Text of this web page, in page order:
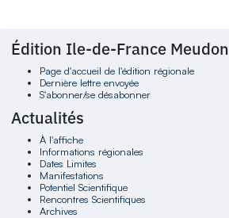
Édition Ile-de-France Meudon
Page d'accueil de l'édition régionale
Dernière lettre envoyée
S'abonner/se désabonner
Actualités
À l'affiche
Informations régionales
Dates Limites
Manifestations
Potentiel Scientifique
Rencontres Scientifiques
Archives